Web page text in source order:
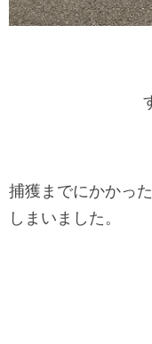
捕獲までにかかっ
しまいました。